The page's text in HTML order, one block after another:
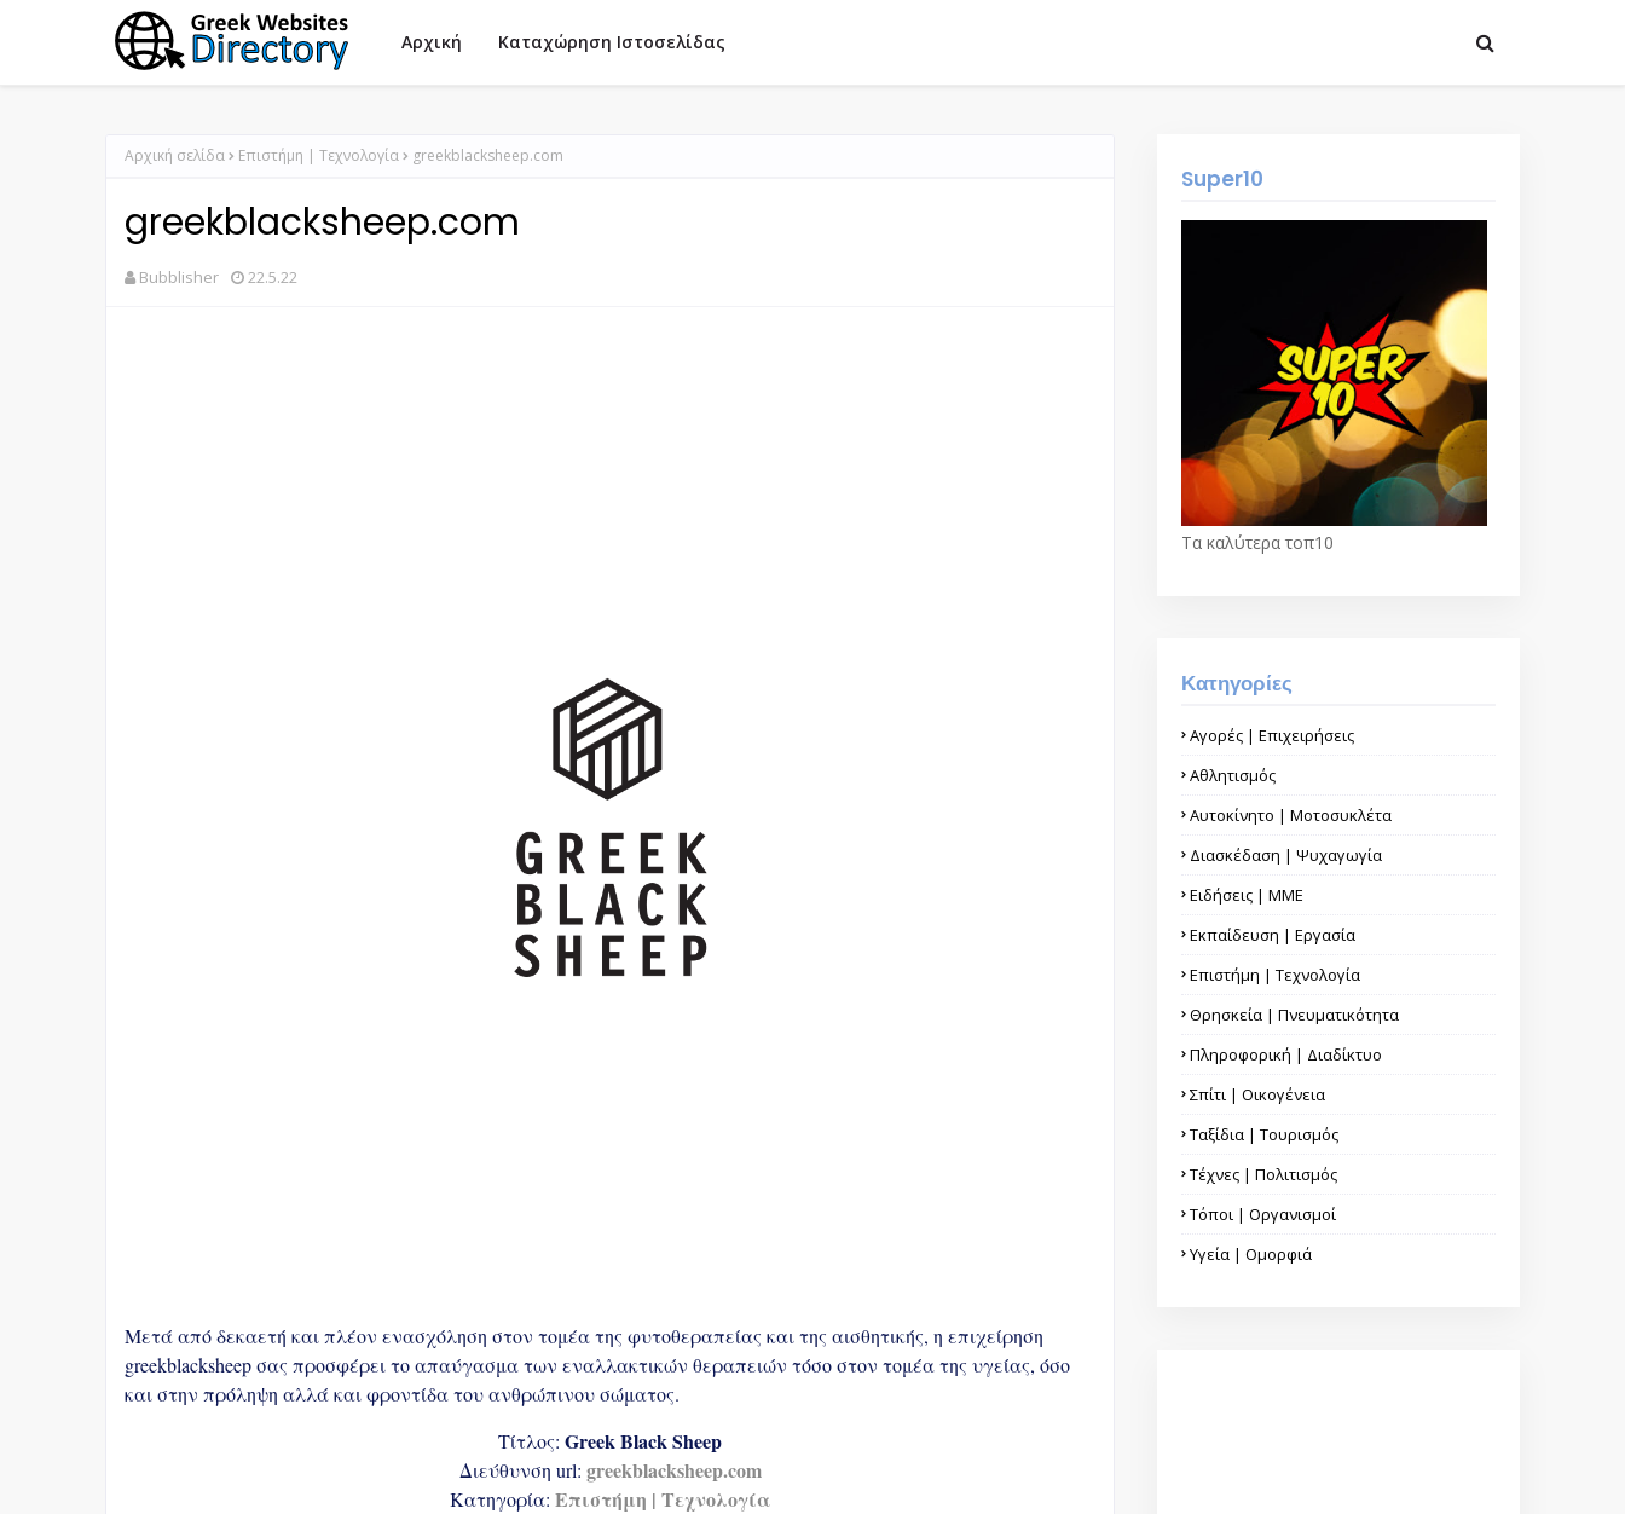
Αρχική Καταχώρηση Ιστοσελίδας
Αρχική σελίδα Επιστήμη | Τεχνολογία greekblacksheep.com
greekblacksheep.com
Bubblisher 22.5.22
Μετά από δεκαετή και πλέον ενασχόληση στον τομέα της φυτοθεραπείας και της αισθητικής, η επιχείρηση
greekblacksheep σας προσφέρει το απαύγασμα των εναλλακτικών θεραπειών τόσο στον τομέα της υγείας, όσο
και στην πρόληψη αλλά και φροντίδα του ανθρώπινου σώματος.
Τίτλος: Greek Black Sheep
Διεύθυνση url: greekblacksheep.com
Κατηγορία: Επιστήμη | Τεχνολογία
Super10
Τα καλύτερα τοπ10
Κατηγορίες
Αγορές | Επιχειρήσεις
Αθλητισμός
Αυτοκίνητο | Μοτοσυκλέτα
Διασκέδαση | Ψυχαγωγία
Ειδήσεις | ΜΜΕ
Εκπαίδευση | Εργασία
Επιστήμη | Τεχνολογία
Θρησκεία | Πνευματικότητα
Πληροφορική | Διαδίκτυο
Σπίτι | Οικογένεια
Ταξίδια | Τουρισμός
Τέχνες | Πολιτισμός
Τόποι | Οργανισμοί
Υγεία | Ομορφιά